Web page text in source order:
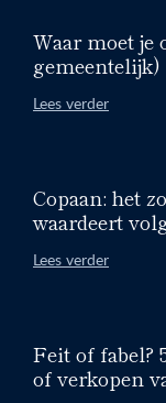
Waar moet je
Lees verder
Copaan: het
waardeert
Lees verder
Feit of fabel?
of verkopen